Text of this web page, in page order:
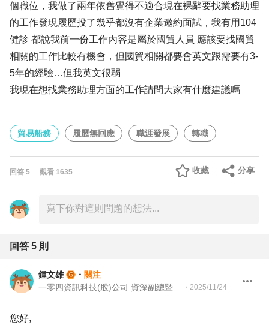
個職位，我做了兩年依舊覺得不適合現在裸辭要找業務助理
的工作發現履歷投了幾乎都沒有企業邀約面試，我有用104
健診 都說我前一份工作內容是屬於國貿人員 應該要找國貿
相關的工作比較有機會，但國貿相關都要會英文跟需要有3-
5年的經驗…但我英文很弱
我現在想找業務助理方面的工作請問大家有什麼建議嗎
貿易船務 履歷無回應 職涯發展 轉職
回答 5 觀看 1635 分享
收藏
回答 5 則
鍾文雄 ・ 關注
・ 2025/11/24
您好,